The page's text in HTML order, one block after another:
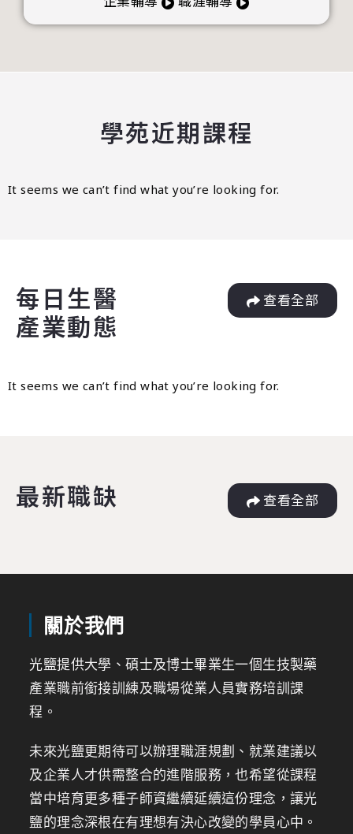
學苑近期課程
It seems we can’t find what you’re looking for.
每日生醫
產業動態
查看全部
It seems we can’t find what you’re looking for.
最新職缺 查看全部
關於我們
光鹽提供大學、碩士及博士畢業生一個生技製藥
產業職前銜接訓練及職場從業人員實務培訓課
程。
未來光鹽更期待可以辦理職涯規劃、就業建議以
及企業人才供需整合的進階服務，也希望從課程
當中培育更多種子師資繼續延續這份理念，讓光
鹽的理念深根在有理想有決心改變的學員心中。